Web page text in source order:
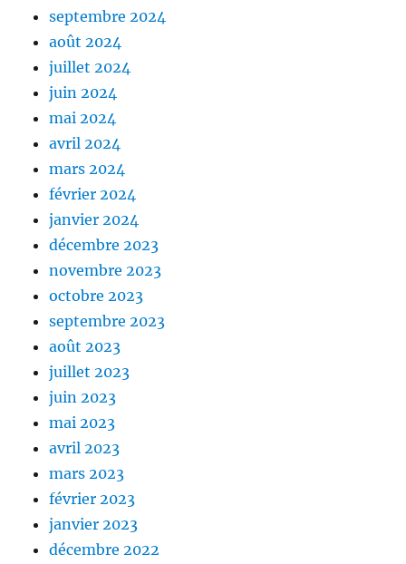
septembre 2024
août 2024
juillet 2024
juin 2024
mai 2024
avril 2024
mars 2024
février 2024
janvier 2024
décembre 2023
novembre 2023
octobre 2023
septembre 2023
août 2023
juillet 2023
juin 2023
mai 2023
avril 2023
mars 2023
février 2023
janvier 2023
décembre 2022